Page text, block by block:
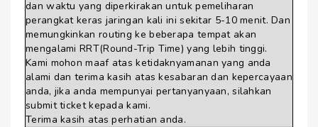
dan waktu yang diperkirakan untuk pemeliharan
perangkat keras jaringan kali ini sekitar 5-10 menit. Dan
memungkinkan routing ke beberapa tempat akan
mengalami RRT(Round-Trip Time) yang lebih tinggi.
Kami mohon maaf atas ketidaknyamanan yang anda
alami dan terima kasih atas kesabaran dan kepercayaan
anda, jika anda mempunyai pertanyanyaan, silahkan
submit ticket kepada kami.
Terima kasih atas perhatian anda.